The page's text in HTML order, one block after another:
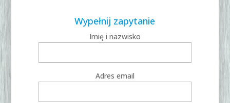
Wypełnij zapytanie
Imię i nazwisko
Adres email